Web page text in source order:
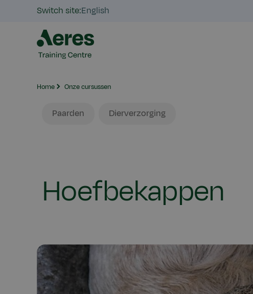
Switch site:English
Home Onze cursussen
Gezelschapsdieren
Paarden DierDierverzorging
Hoefbekappen